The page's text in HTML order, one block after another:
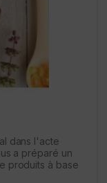
dans l'acte
a préparé un
produits à base